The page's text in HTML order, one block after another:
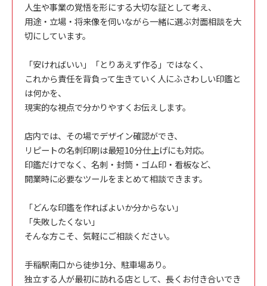
人生や事業の覚悟を形にする大切な証として考え、
用途・立場・将来像を伺いながら一緒に選ぶ対面相談を大
切にしています。
「安ければいい」「とりあえず作る」ではなく、
これから責任を背負って生きていく人にふさわしい印鑑と
は何かを、
現実的な視点で分かりやすくお伝えします。
店内では、その場でデザイン確認ができ、
リピートの名刺印刷は最短10分仕上げにも対応。
印鑑だけでなく、名刺・封筒・ゴム印・看板など、
開業時に必要なツールをまとめて相談できます。
「どんな印鑑を作ればよいか分からない」
「失敗したくない」
そんな方こそ、気軽にご相談ください。
手稲駅南口から徒歩1分、駐車場あり。
独立する人が最初に訪れる店として、長くお付き合いでき